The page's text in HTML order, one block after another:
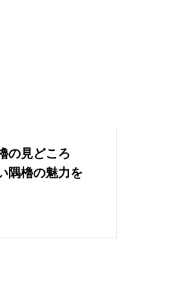
の見どころ
隅櫓の魅力を